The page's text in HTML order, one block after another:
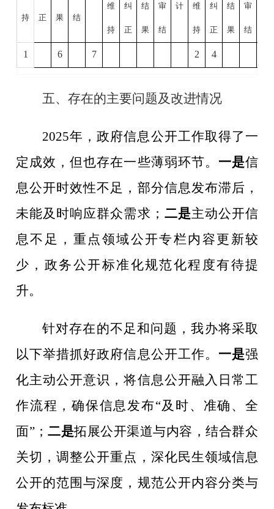
持 正 果 结
维
持
纠
正
结
果
审
结
计 维
持
纠
正
结
果
审
结
1 6 7 2 4
五、存在的主要问题及改进情况
2025年，政府信息公开工作取得了一
定成效，但也存在一些薄弱环节。 一是信
息公开时效性不足，部分信息发布滞后，
未能及时响应群众需求； 二是主动公开信
息不足，重点领域公开专栏内容更新较
少，政务公开标准化规范化程度有待提
升。
针对存在的不足和问题，我办将采取
以下举措抓好政府信息公开工作。 一是强
化主动公开意识 ，将信息公开融入日常工
作流程，确保信息发布“及时、准确、全
面”； 二是拓展公开渠道与内容 ，结合群众
关切，调整公开重点，深化民生领域信息
公开的范围与深度，规范公开内容分类与